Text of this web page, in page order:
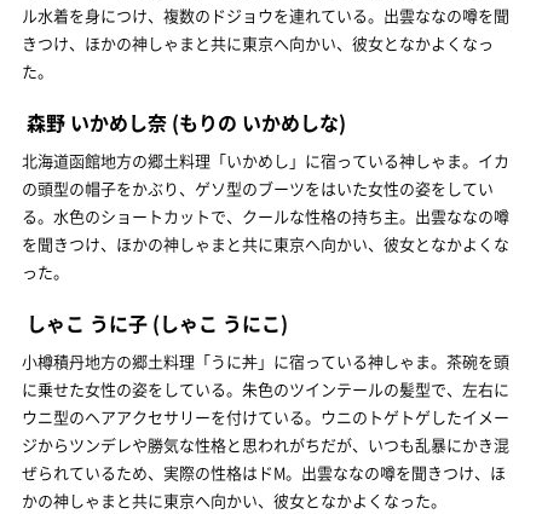
ル水着を身につけ、複数のドジョウを連れている。出雲ななの噂を聞
きつけ、ほかの神しゃまと共に東京へ向かい、彼女となかよくなっ
た。
森野 いかめし奈 (もりの いかめしな)
北海道函館地方の郷土料理「いかめし」に宿っている神しゃま。イカ
の頭型の帽子をかぶり、ゲソ型のブーツをはいた女性の姿をしてい
る。水色のショートカットで、クールな性格の持ち主。出雲ななの噂
を聞きつけ、ほかの神しゃまと共に東京へ向かい、彼女となかよくな
った。
しゃこ うに子 (しゃこ うにこ)
小樽積丹地方の郷土料理「うに丼」に宿っている神しゃま。茶碗を頭
に乗せた女性の姿をしている。朱色のツインテールの髪型で、左右に
ウニ型のヘアアクセサリーを付けている。ウニのトゲトゲしたイメー
ジからツンデレや勝気な性格と思われがちだが、いつも乱暴にかき混
ぜられているため、実際の性格はドM。出雲ななの噂を聞きつけ、ほ
かの神しゃまと共に東京へ向かい、彼女となかよくなった。